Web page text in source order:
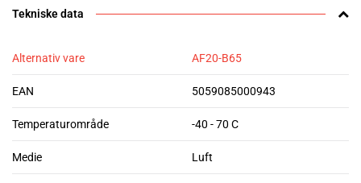
Tekniske data
Alternativ vare AF20-B65
EAN 5059085000943
Temperaturområde -40 - 70 C
Medie Luft